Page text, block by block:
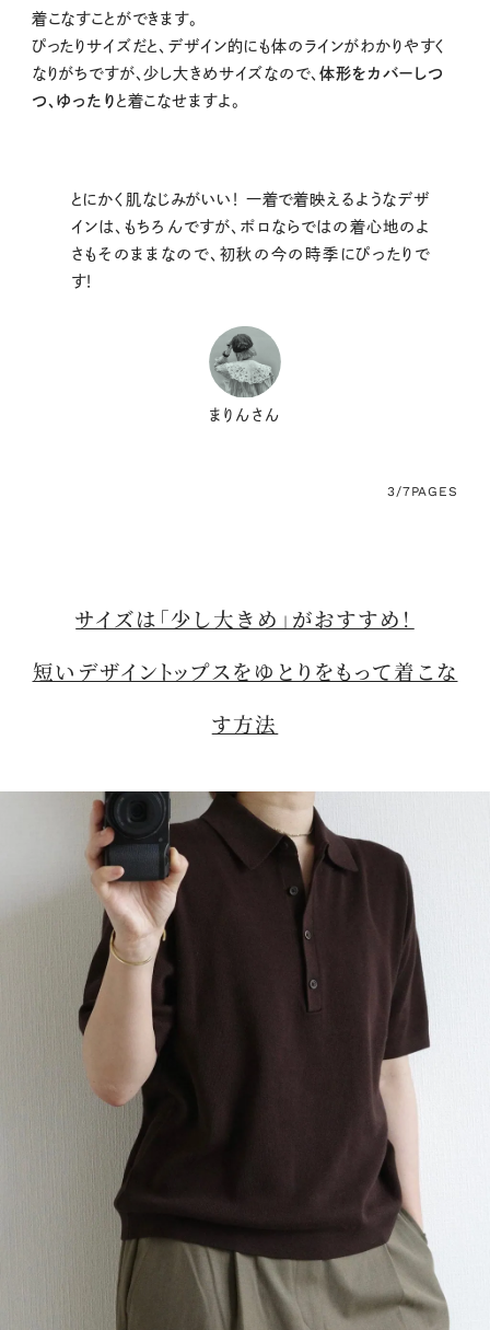
着こなすことができます。
ぴったりサイズだと、デザイン的にも体のラインがわかりやすく
なりがちですが、少し大きめサイズなので、 体形をカバーしつ
つ、ゆったり と着こなせますよ。
とにかく肌なじみがいい！ 一着で着映えるようなデザ
インは、もちろんですが、ポロならではの着心地のよ
さもそのままなので、初秋の今の時季にぴったりで
す！
まりんさん
3/7PAGES
サイズは「少し大きめ」がおすすめ！
短いデザイントップスをゆとりをもって着こな
す方法